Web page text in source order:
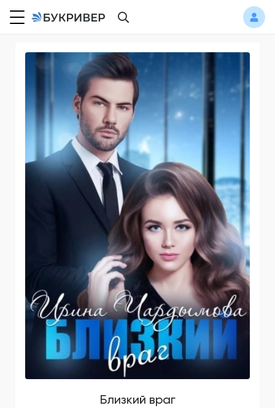
Близкий враг